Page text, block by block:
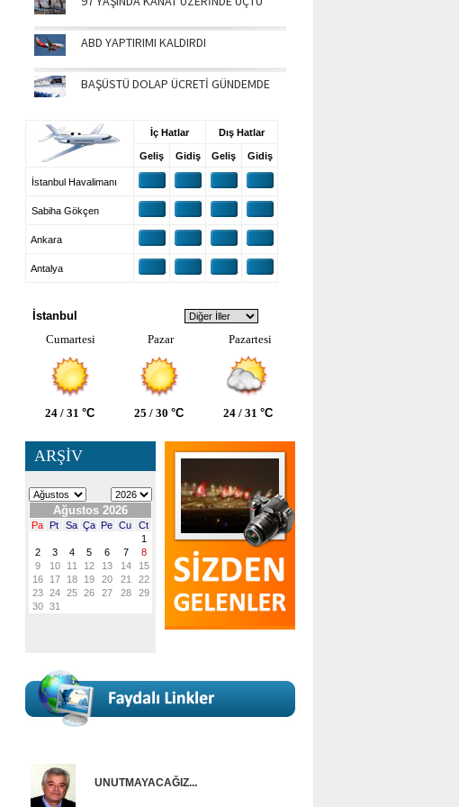
ABD YAPTIRIMI KALDIRDI
BAŞÜSTÜ DOLAP ÜCRETİ GÜNDEMDE
İç Hatlar Dış Hatlar
Geliş Gidiş Geliş Gidiş
İstanbul Havalimanı
Sabiha Gökçen
Ankara
Antalya
İstanbul
Cumartesi
Pazar Pazartesi
24 / 31 °C 25 / 30 °C 24 / 31 °C
ARŞİV
UNUTMAYACAĞIZ...